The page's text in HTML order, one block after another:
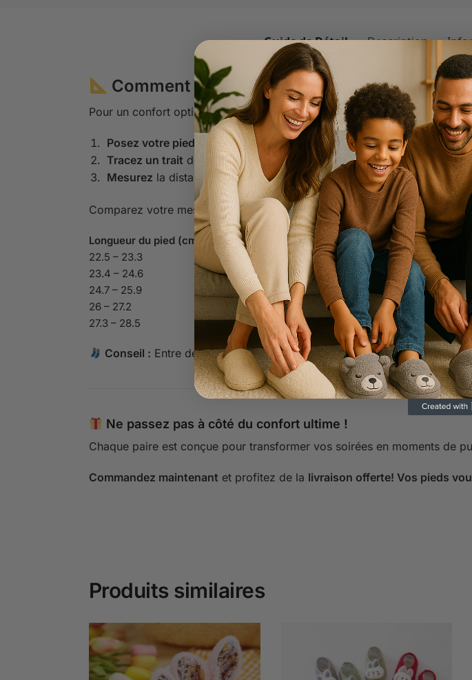
Guide de Détail Description
Comment choisir la bonne pointure pour vos
Pour un confort optimal, suivez ces étapes simples :
Posez votre pied sur une feuille, talon contre un mur.
Tracez un trait devant votre orteil le plus long.
Mesurez la distance entre le mur et le trait (en cm).
Comparez votre mesure avec ce tableau :
Longueur du pied (cm) Pointure EU
22.5 – 23.3
36–37
23.4 – 24.6
38–39
24.7 – 25.9
40–41
26 – 27.2
42–43
27.3 – 28.5
44–45
Conseil : Entre deux tailles ou avec chaussettes épaisses ? Prenez la
Ne passez pas à côté du confort ultime !
Chaque paire est conçue pour transformer vos soirées en moments de
Commandez maintenant et profitez de la livraison offerte! Vos pieds
Produits similaires